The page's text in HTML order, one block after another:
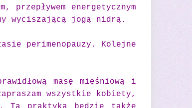
energetycznym
wyciszającą jogą nidrą.
perimenopauzy. Kolejne
masę mięśniową i
wszystkie kobiety,